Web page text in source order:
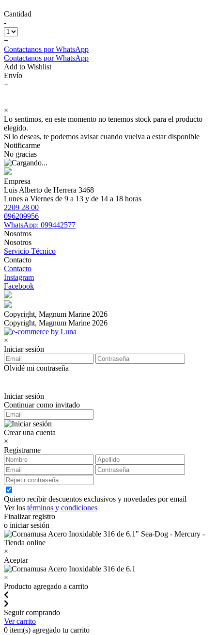
Cantidad
-
+
Contactanos por WhatsApp
Contactanos por WhatsApp
Add to Wishlist
Envío
+
×
Lo sentimos, en este momento no tenemos stock para el producto
elegido.
Si lo deseas, te podemos avisar cuando vuelva a estar disponible
Notificarme
No gracias
Empresa
Luis Alberto de Herrera 3468
Lunes a Viernes de 9 a 13 y de 14 a 18 horas
2209 28 00
096209956
WhatsApp: 099442577
Nosotros
Nosotros
Servicio Técnico
Contacto
Contacto
Instagram
Facebook
Copyright, Magnum Marine 2026
Copyright, Magnum Marine 2026
×
Iniciar sesión
Olvidé mi contraseña
Iniciar sesión
Continuar como invitado
Crear una cuenta
×
Registrarme
Quiero recibir descuentos exclusivos y novedades por email
Ver los términos y condiciones
Finalizar registro
o iniciar sesión
×
Aceptar
×
Producto agregado a carrito
Seguir comprando
Ver carrito
0 item(s) agregado tu carrito